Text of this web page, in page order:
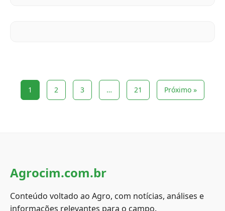
1 2 3 … 21 Próximo »
Agrocim.com.br
Conteúdo voltado ao Agro, com notícias, análises e
informações relevantes para o campo.